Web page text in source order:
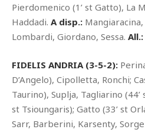
Pierdomenico (1’ st Gatto), La
Haddadi. A disp.:
Lombardi, Giordano, Sessa. All.:
FIDELIS ANDRIA (3-5-2):
D’Angelo), Cipolletta, Ronchi;
Taurino), Suplja, Tagliarino (44’
st Tsioungaris); Gatto (33’ st
Sarr, Barberini, Karsenty,